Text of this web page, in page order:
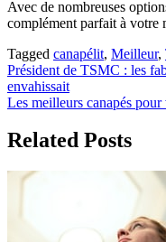
Avec de nombreuses
complément parfait à votre
Tagged canapélit, Meilleur,
Post
navigation
Président de TSMC : les
envahissait
Les meilleurs canapés
Related Posts